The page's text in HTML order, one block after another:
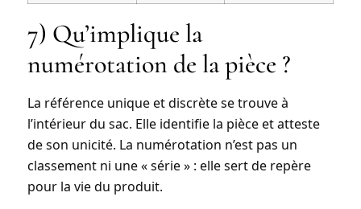
7) Qu’implique la
numérotation de la pièce ?
La référence unique et discrètese trouve à
l’intérieur du sac. Elle identifie la pièce et atteste
de son unicité. La numérotation n’est pas un
classement ni une « série » : elle sert de repère
pour la vie du produit.